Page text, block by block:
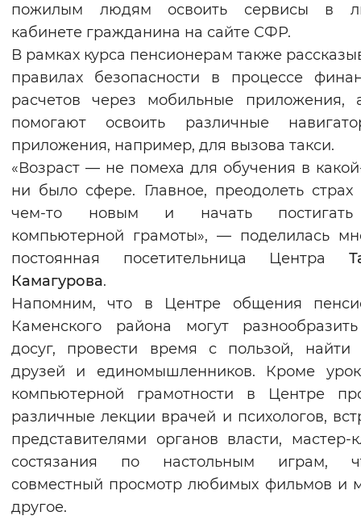
Вернуть стандартные настройки
пожилым людям освоить сервисы в
кабинете гражданина на сайте СФР.
В рамках курса пенсионерам также
правилах безопасности в процессе
расчетов через мобильные
помогают освоить различные
приложения, например, для вызова такси.
«Возраст — не помеха для обучения в
ни было сфере. Главное, преодолеть страх
чем-то новым и начать
компьютерной грамоты», — поделилась
постоянная посетительница Центра
Камагурова.
Напомним, что в Центре общения
Каменского района могут
досуг, провести время с пользой, найти
друзей и единомышленников. Кроме
компьютерной грамотности в Центре
различные лекции врачей и психологов,
представителями органов власти, мастер-
состязания по настольным играм,
совместный просмотр любимых фильмов и
другое.